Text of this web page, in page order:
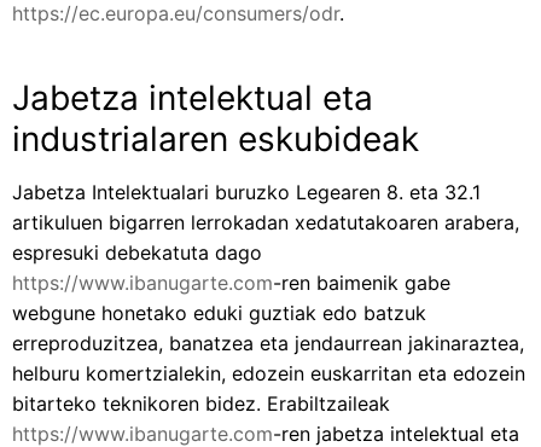
https://ec.europa.eu/consumers/odr.
Jabetza intelektual eta
industrialaren eskubideak
Jabetza Intelektualari buruzko Legearen 8. eta 32.1
artikuluen bigarren lerrokadan xedatutakoaren arabera,
espresuki debekatuta dago
https://www.ibanugarte.com-ren baimenik gabe
webgune honetako eduki guztiak edo batzuk
erreproduzitzea, banatzea eta jendaurrean jakinaraztea,
helburu komertzialekin, edozein euskarritan eta edozein
bitarteko teknikoren bidez. Erabiltzaileak
https://www.ibanugarte.com-ren jabetza intelektual eta